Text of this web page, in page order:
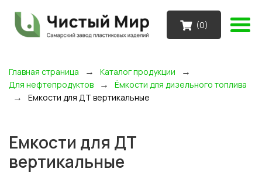
(0)
Главная страница → Каталог продукции →
Для нефтепродуктов → Ёмкости для дизельного топлива
→ Емкости для ДТ вертикальные
Емкости для ДТ
вертикальные